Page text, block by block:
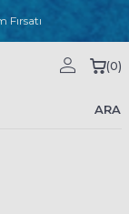
ARA
(0)